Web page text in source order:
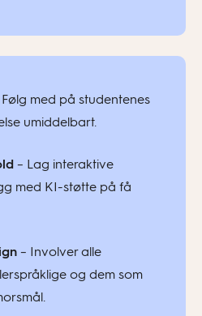
Følg med på studentenes
umiddelbart.
– Lag interaktive
med KI-støtte på få
– Involver alle
og dem som